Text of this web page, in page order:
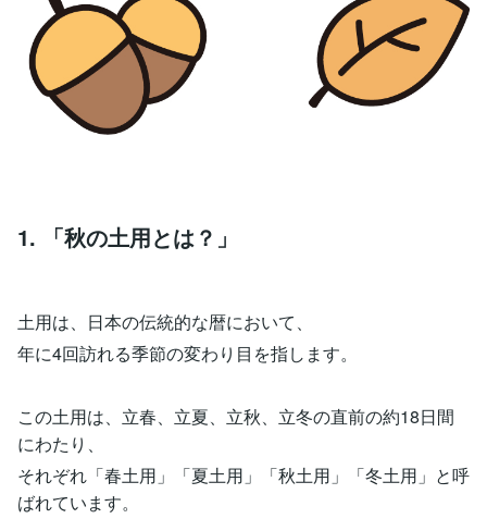
1. 「秋の土用とは？」
土用は、日本の伝統的な暦において、
年に4回訪れる季節の変わり目を指します。
この土用は、立春、立夏、立秋、立冬の直前の約18日間
にわたり、
それぞれ「春土用」「夏土用」「秋土用」「冬土用」と呼
ばれています。